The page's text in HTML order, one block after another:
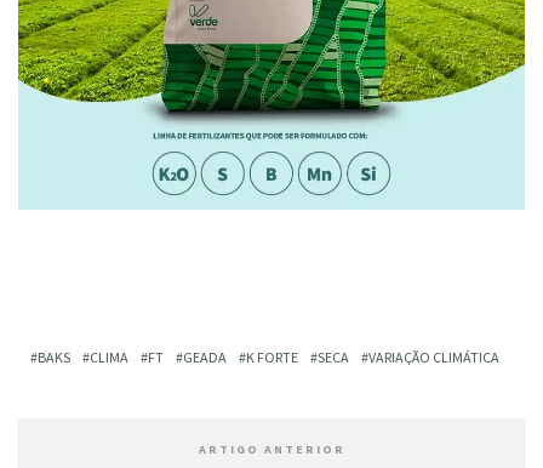
BAKS CLIMA FT GEADA K FORTE SECA VARIAÇÃO CLIMÁTICA
ARTIGO ANTERIOR